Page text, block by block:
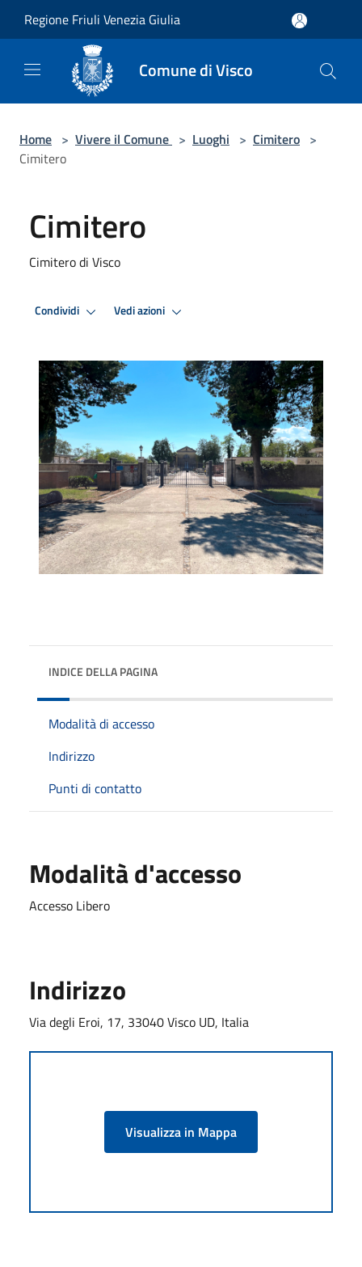
Regione Friuli Venezia Giulia
Comune di Visco
Home > Vivere il Comune > Luoghi > Cimitero >
Cimitero
Cimitero
Cimitero di Visco
Condividi Vedi azioni
INDICE DELLA PAGINA
Modalità di accesso
Indirizzo
Punti di contatto
Modalità d'accesso
Accesso Libero
Indirizzo
Via degli Eroi, 17, 33040 Visco UD, Italia
Visualizza in Mappa